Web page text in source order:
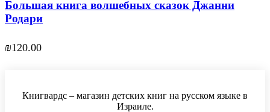
Большая книга волшебных сказок Джанни
Родари
₪120.00
Книгвардс – магазин детских книг на русском языке в
Израиле.